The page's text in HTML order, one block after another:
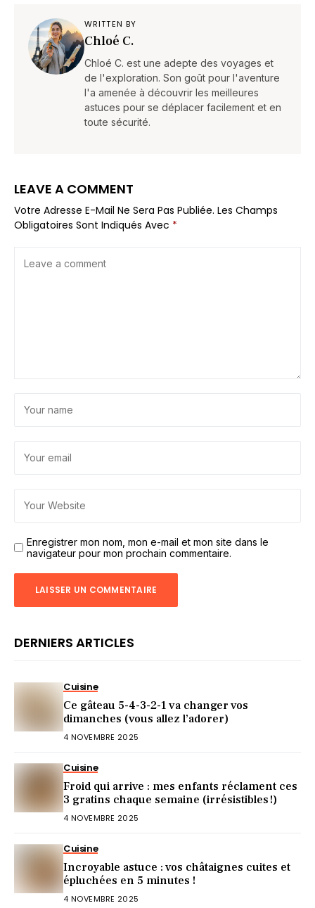
WRITTEN BY
Chloé C.
Chloé C. est une adepte des voyages et
de l'exploration. Son goût pour l'aventure
l'a amenée à découvrir les meilleures
astuces pour se déplacer facilement et en
toute sécurité.
LEAVE A COMMENT
Votre Adresse E-Mail Ne Sera Pas Publiée. Les Champs
Obligatoires Sont Indiqués Avec *
Enregistrer mon nom, mon e-mail et mon site dans le
navigateur pour mon prochain commentaire.
DERNIERS ARTICLES
Cuisine
Ce gâteau 5-4-3-2-1 va changer vos
dimanches (vous allez l’adorer)
4 NOVEMBRE 2025
Cuisine
Froid qui arrive : mes enfants réclament ces
3 gratins chaque semaine (irrésistibles !)
4 NOVEMBRE 2025
Cuisine
Incroyable astuce : vos châtaignes cuites et
épluchées en 5 minutes !
4 NOVEMBRE 2025